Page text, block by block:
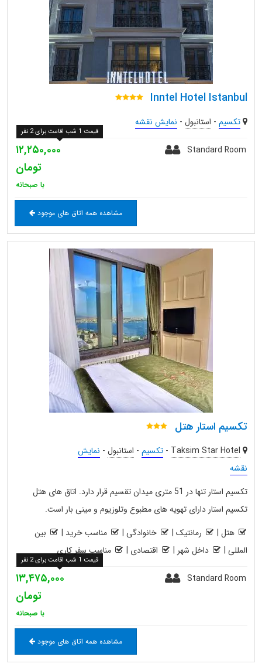
Inntel Hotel Istanbul
تکسیم - استانبول - نمایش نقشه
Standard Room
۱۲,۲۵۰,۰۰۰
تومان
با صبحانه
قیمت 1 شب اقامت برای 2 نفر
مشاهده همه اتاق های موجود
تکسیم استار هتل
Taksim Star Hotel
- تکسیم - استانبول - نمایش
نقشه
تکسیم استار تنها در 51 متری میدان تقسیم قرار دارد. اتاق های هتل
تکسیم استار دارای تهویه های مطبوع وتلوزیوم و مینی بار است.
هتل | رمانتیک | خانوادگی | مناسب خرید |
بین
المللی | داخل شهر | اقتصادی | مناسب سفر کاری
Standard Room
۱۳,۴۷۵,۰۰۰
تومان
با صبحانه
قیمت 1 شب اقامت برای 2 نفر
مشاهده همه اتاق های موجود